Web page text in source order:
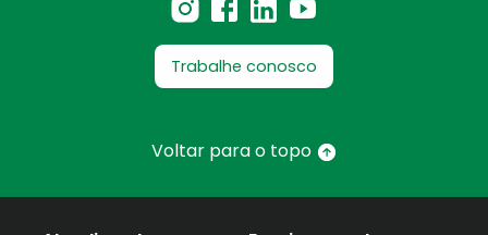
Trabalhe conosco
Voltar para o topo